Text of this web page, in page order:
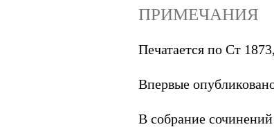
ПРИМЕЧАНИЯ
Печатается по Ст
Впервые
В собрание